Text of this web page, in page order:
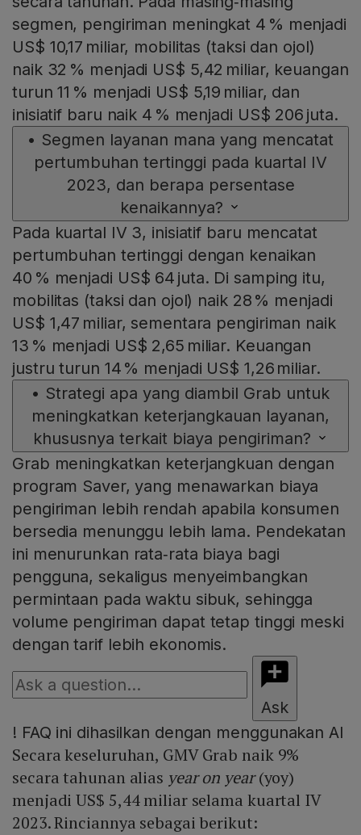
segmen, pengiriman meningkat 4 % menjadi
US$ 10,17 miliar, mobilitas (taksi dan ojol)
naik 32 % menjadi US$ 5,42 miliar, keuangan
turun 11 % menjadi US$ 5,19 miliar, dan
inisiatif baru naik 4 % menjadi US$ 206 juta.
• Segmen layanan mana yang mencatat
pertumbuhan tertinggi pada kuartal IV
2023, dan berapa persentase
kenaikannya?
Pada kuartal IV 3, inisiatif baru mencatat
pertumbuhan tertinggi dengan kenaikan
40 % menjadi US$ 64 juta. Di samping itu,
mobilitas (taksi dan ojol) naik 28 % menjadi
US$ 1,47 miliar, sementara pengiriman naik
13 % menjadi US$ 2,65 miliar. Keuangan
justru turun 14 % menjadi US$ 1,26 miliar.
• Strategi apa yang diambil Grab untuk
meningkatkan keterjangkauan layanan,
khususnya terkait biaya pengiriman?
Grab meningkatkan keterjangkuan dengan
program Saver, yang menawarkan biaya
pengiriman lebih rendah apabila konsumen
bersedia menunggu lebih lama. Pendekatan
ini menurunkan rata‑rata biaya bagi
pengguna, sekaligus menyeimbangkan
permintaan pada waktu sibuk, sehingga
volume pengiriman dapat tetap tinggi meski
dengan tarif lebih ekonomis.
Ask
! FAQ ini dihasilkan dengan menggunakan AI
Secara keseluruhan, GMV Grab naik 9%
secara tahunan alias year on year(yoy)
menjadi US$ 5,44 miliar selama kuartal IV
2023. Rinciannya sebagai berikut: